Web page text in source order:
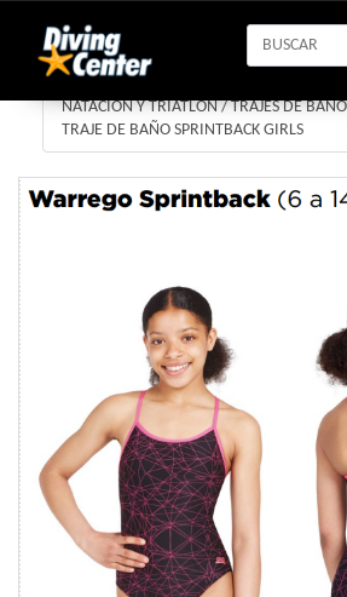
NATACION Y TRIATLON/TRAJES DE BAÑO
TRAJE DE BAÑO SPRINTBACK GIRLS